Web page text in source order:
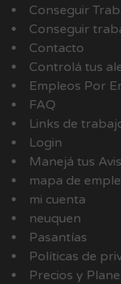
Conseguir
Conseguir
Contacto
Controlá tus
Empleos Por
FAQ
Links de
Login
Manejá tus
mapa de
mi cuenta
neuquen
Pasantías
Políticas de
Precios y